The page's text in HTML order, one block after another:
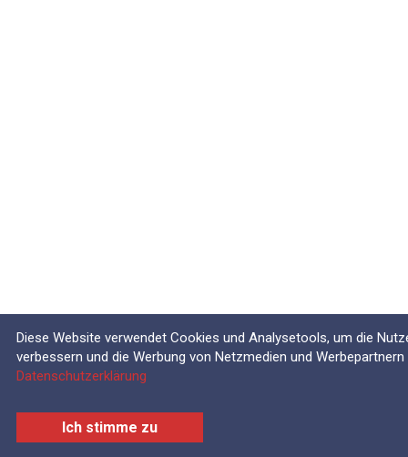
Diese Website verwendet Cookies und Analysetools, um die
verbessern und die Werbung von Netzmedien und
Datenschutzerklärung
Ich stimme zu